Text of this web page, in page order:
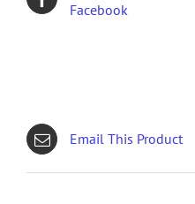
Facebook
Email This Product